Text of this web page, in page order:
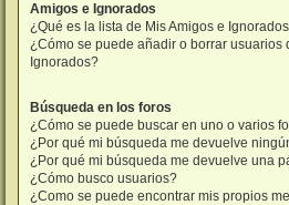
Amigos e Ignorados
¿Qué es la lista de Mis Amigos e
¿Cómo se puede añadir o borrar usuarios
Ignorados?
Búsqueda en los foros
¿Cómo se puede buscar en uno o varios
¿Por qué mi búsqueda me devuelve
¿Por qué mi búsqueda me devuelve una
¿Cómo busco usuarios?
¿Como se puede encontrar mis propios